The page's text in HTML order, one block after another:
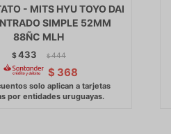
- MITS HYU TOYO DAI
SIMPLE 52MM
88ÑC MLH
$433 $ 444
$ 368